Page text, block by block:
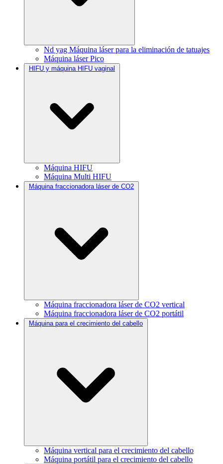
Nd yag Máquina láser para la eliminación de tatuajes
Máquina láser Pico
HIFU y máquina HIFU vaginal
Máquina HIFU
Máquina Multi HIFU
Máquina fraccionadora láser de CO2
Máquina fraccionadora láser de CO2 vertical
Máquina fraccionadora láser de CO2 portátil
Máquina para el crecimiento del cabello
Máquina vertical para el crecimiento del cabello
Máquina portátil para el crecimiento del cabello